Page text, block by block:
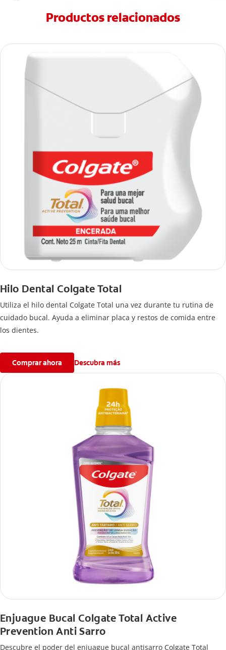
Productos relacionados
Hilo Dental Colgate Total
Utiliza el hilo dental Colgate Total una vez durante tu rutina de
cuidado bucal. Ayuda a eliminar placa y restos de comida entre
los dientes.
Comprar ahora Descubra más
Enjuague Bucal Colgate Total Active
Prevention Anti Sarro
Descubre el poder del enjuague bucal antisarro Colgate Total